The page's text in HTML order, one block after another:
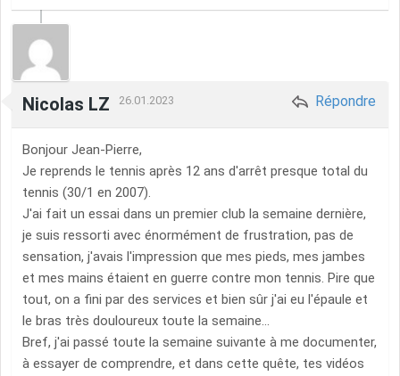
Nicolas LZ 26.01.2023 Répondre
Bonjour Jean-Pierre,
Je reprends le tennis après 12 ans d'arrêt presque total du
tennis (30/1 en 2007).
J'ai fait un essai dans un premier club la semaine dernière,
je suis ressorti avec énormément de frustration, pas de
sensation, j'avais l'impression que mes pieds, mes jambes
et mes mains étaient en guerre contre mon tennis. Pire que
tout, on a fini par des services et bien sûr j'ai eu l'épaule et
le bras très douloureux toute la semaine...
Bref, j'ai passé toute la semaine suivante à me documenter,
à essayer de comprendre, et dans cette quête, tes vidéos